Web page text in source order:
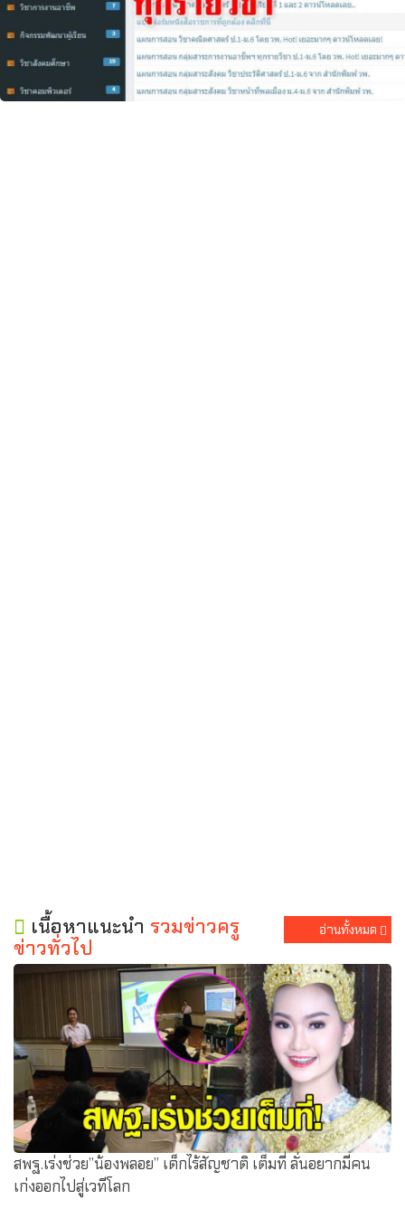
เนื้อหาแนะนำ รวมข่าวครู
ข่าวทั่วไป
อ่านทั้งหมด
สพฐ.เร่งช่วย”น้องพลอย” เด็กไร้สัญชาติ เต็มที่ ลั่นอยากมีคน
เก่งออกไปสู่เวทีโลก